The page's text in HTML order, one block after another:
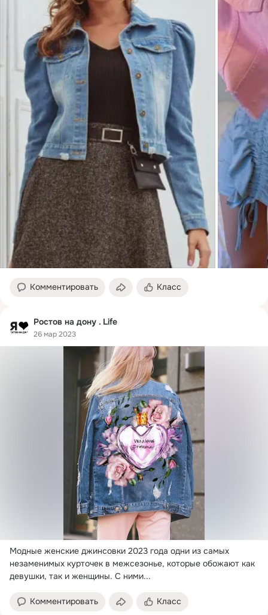
Комментировать Класс
Ростов на дону . Life
26 мар 2023
Модные женские джинсовки 2023 года одни из самых
незаменимых курточек в межсезонье, которые обожают как
девушки, так и женщины. С ними...
Комментировать Класс